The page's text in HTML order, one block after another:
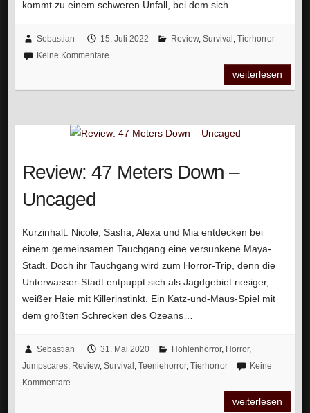
kommt zu einem schweren Unfall, bei dem sich…
Sebastian 15. Juli 2022 Review, Survival , Tierhorror
Keine Kommentare
weiterlesen
Review: 47 Meters Down –
Uncaged
Kurzinhalt: Nicole, Sasha, Alexa und Mia entdecken bei
einem gemeinsamen Tauchgang eine versunkene Maya-
Stadt. Doch ihr Tauchgang wird zum Horror-Trip, denn die
Unterwasser-Stadt entpuppt sich als Jagdgebiet riesiger,
weißer Haie mit Killerinstinkt. Ein Katz-und-Maus-Spiel mit
dem größten Schrecken des Ozeans…
Sebastian 31. Mai 2020 Höhlenhorror, Horror,
Jumpscares, Review, Survival , Teeniehorror, Tierhorror
Keine
Kommentare
weiterlesen